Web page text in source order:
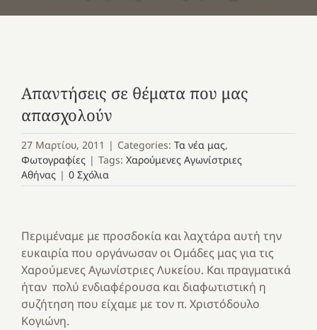
Απαντήσεις σε θέματα που μας
απασχολούν
27 Μαρτίου, 2011 | Categories: Τα νέα μας,
Φωτογραφίες | Tags: Χαρούμενες Αγωνίστριες
Αθήνας | 0 Σχόλια
Περιμέναμε με προσδοκία και λαχτάρα αυτή την
ευκαιρία που οργάνωσαν οι Ομάδες μας για τις
Χαρούμενες Αγωνίστριες Λυκείου. Και πραγματικά
ήταν πολύ ενδιαφέρουσα και διαφωτιστική η
συζήτηση που είχαμε με τον π. Χριστόδουλο
Κογιώνη.